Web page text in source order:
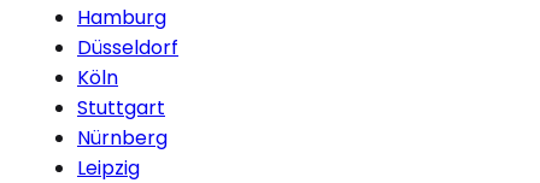
Hamburg
Düsseldorf
Köln
Stuttgart
Nürnberg
Leipzig